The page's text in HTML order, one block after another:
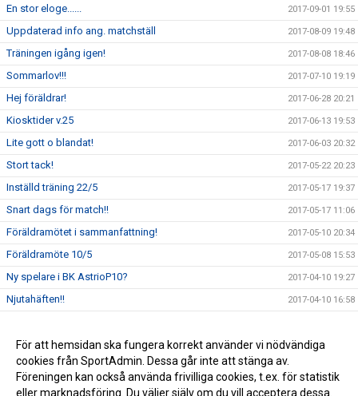
En stor eloge...... 2017-09-01 19:55
Uppdaterad info ang. matchställ 2017-08-09 19:48
Träningen igång igen! 2017-08-08 18:46
Sommarlov!!! 2017-07-10 19:19
Hej föräldrar! 2017-06-28 20:21
Kiosktider v.25 2017-06-13 19:53
Lite gott o blandat! 2017-06-03 20:32
Stort tack! 2017-05-22 20:23
Inställd träning 22/5 2017-05-17 19:37
Snart dags för match!! 2017-05-17 11:06
Föräldramötet i sammanfattning! 2017-05-10 20:34
Föräldramöte 10/5 2017-05-08 15:53
Ny spelare i BK AstrioP10? 2017-04-10 19:27
Njutahäften!! 2017-04-10 16:58
God jul och Gott nytt år 2016-12-23 12:33
Inomhusstart 2016 2016-08-01 17:12
För att hemsidan ska fungera korrekt använder vi nödvändiga
cookies från SportAdmin. Dessa går inte att stänga av.
Föreningen kan också använda frivilliga cookies, t.ex. för statistik
eller marknadsföring. Du väljer själv om du vill acceptera dessa.